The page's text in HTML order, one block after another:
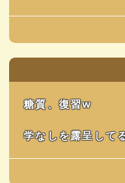
糖質、復習w
学なしを露呈して